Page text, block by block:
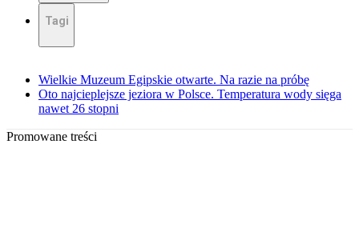
Tagi
Wielkie Muzeum Egipskie otwarte. Na razie na próbę
Oto najcieplejsze jeziora w Polsce. Temperatura wody sięga
nawet 26 stopni
Promowane treści